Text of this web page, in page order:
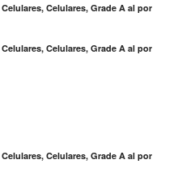
Celulares, Grade A al por
Celulares, Grade A al por
Celulares, Grade A al por